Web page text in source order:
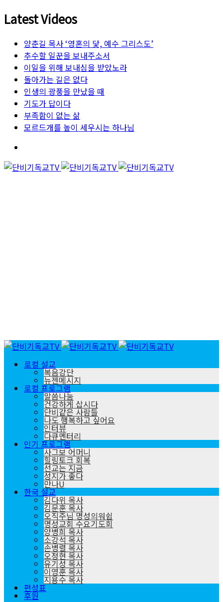
Latest Videos
양춘길 목사 ‘영혼의 닻, 예수 그리스도’
추수할 일꾼을 보내주소서
이일을 위해 보내심을 받았노라
돌아가는 길은 없다
인생의 광풍을 만났을 때
기도가 답이다
부족함이 없는 삶
모르드개를 높이 세우시는 하나님
로컬 설교
복음강단
뉴젠메시지
로컬 프로그램
말씀나눔
건강하게 삽시다
단비같은 사람들
나도 행복하고 싶어요
인터뷰
다큐멘터리
인기 프로그램
사그보 어머니
힐링토크 회복
선교는 지금
성지가 좋다
만나U
한국 설교
김다위 목사
김문훈 목사
오직주님 명성의워쉽
명성교회 수요기도회
양병희 목사
소강석 목사
손병렬 목사
오정현 목사
유기성 목사
이영훈 목사
지용수 목사
편성표
후원